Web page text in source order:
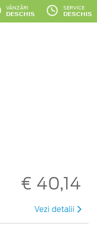
VÂNZĂRI
DESCHIS
SERVICE
DESCHIS
€ 40,14
Vezi detalii